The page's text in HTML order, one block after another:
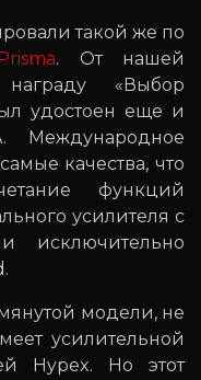
такой же по
. От нашей
«Выбор
удостоен еще и
Международное
качества, что
функций
усилителя с
исключительно
модели, не
усилительной
Hypex. Но этот